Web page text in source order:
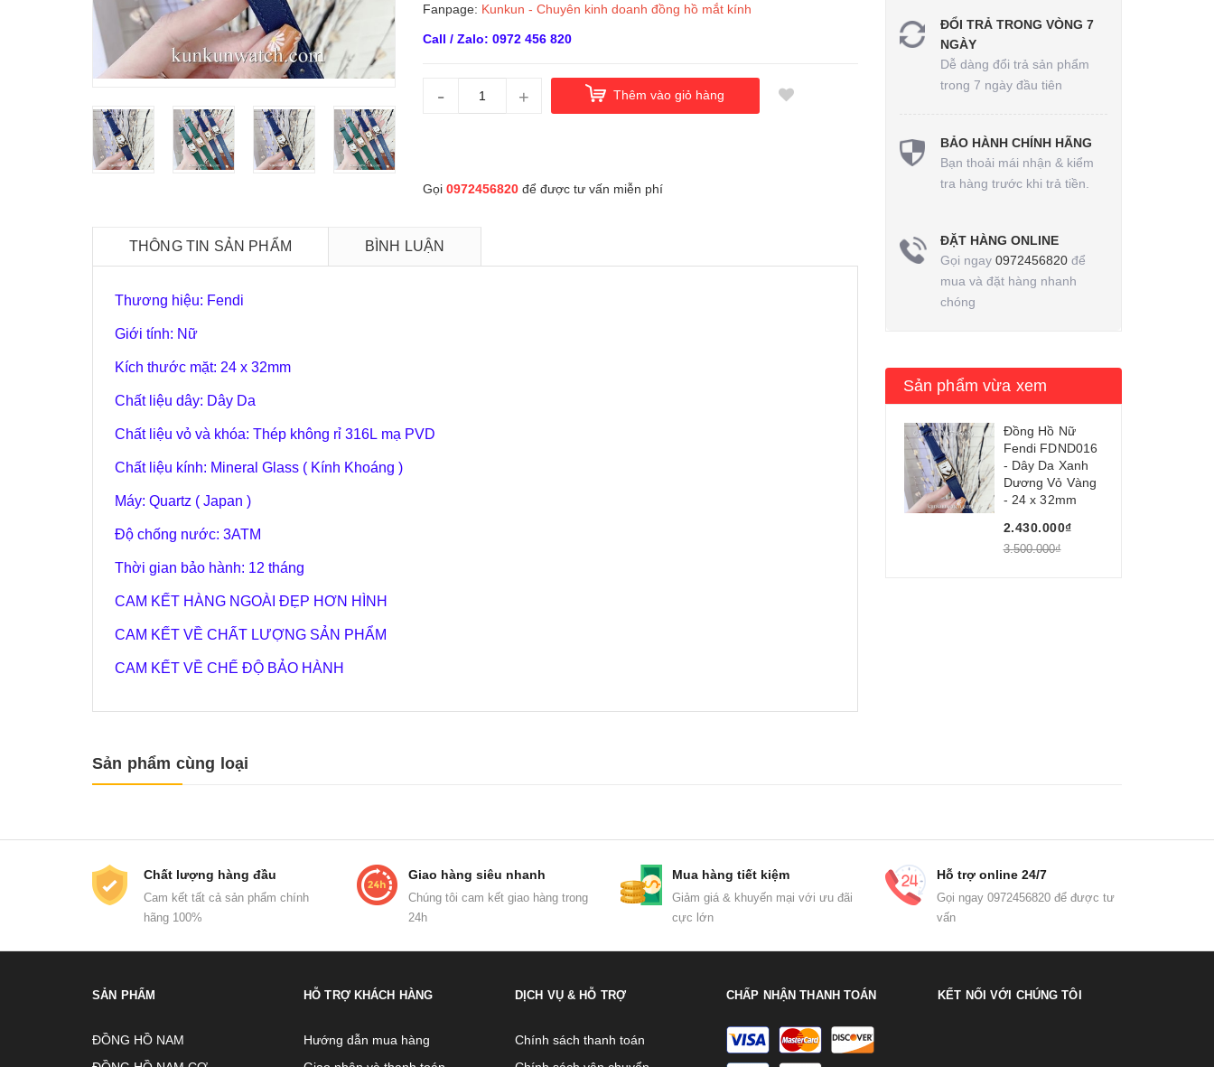
Fanpage: Kunkun - Chuyên kinh doanh đồng hồ mắt kính
Call / Zalo: 0972 456 820
- + Thêm vào giỏ hàng
Gọi 0972456820để được tư vấn miễn phí
THÔNG TIN SẢN PHẨM BÌNH LUẬN
Thương hiệu: Fendi
Giới tính: Nữ
Kích thước mặt: 24 x 32mm
Chất liệu dây: Dây Da
Chất liệu vỏ và khóa: Thép không rỉ 316L mạ PVD
Chất liệu kính: Mineral Glass ( Kính Khoáng )
Máy: Quartz ( Japan )
Độ chống nước: 3ATM
Thời gian bảo hành: 12 tháng
CAM KẾT HÀNG NGOÀI ĐẸP HƠN HÌNH
CAM KẾT VỀ CHẤT LƯỢNG SẢN PHẨM
CAM KẾT VỀ CHẾ ĐỘ BẢO HÀNH
ĐỔI TRẢ TRONG VÒNG 7
NGÀY
Dễ dàng đổi trả sản phẩm
trong 7 ngày đầu tiên
BẢO HÀNH CHÍNH HÃNG
Bạn thoải mái nhận & kiểm
tra hàng trước khi trả tiền.
ĐẶT HÀNG ONLINE
Gọi ngay 0972456820để
mua và đặt hàng nhanh
chóng
Sản phẩm vừa xem
Đồng Hồ Nữ
Fendi FDND016
- Dây Da Xanh
Dương Vỏ Vàng
- 24 x 32mm
2.430.000₫
3.500.000₫
Sản phẩm cùng loại
Chất lượng hàng đầu
Cam kết tất cả sản phẩm chính
hãng 100%
Giao hàng siêu nhanh
Chúng tôi cam kết giao hàng trong
24h
Mua hàng tiết kiệm
Giảm giá & khuyến mại với ưu đãi
cực lớn
Hỗ trợ online 24/7
Gọi ngay 0972456820 để được tư
vấn
SẢN PHẨM
ĐỒNG HỒ NAM
HỖ TRỢ KHÁCH HÀNG
Hướng dẫn mua hàng
DỊCH VỤ & HỖ TRỢ
Chính sách thanh toán
CHẤP NHẬN THANH TOÁN KẾT NỐI VỚI CHÚNG TÔI